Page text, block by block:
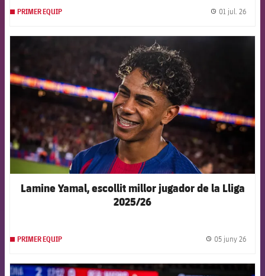
PRIMER EQUIP 01 jul. 26
FCB Barcelona badge
Lamine Yamal, escollit millor jugador de la Lliga
2025/26
PRIMER EQUIP 05 juny 26
FCB Barcelona badge